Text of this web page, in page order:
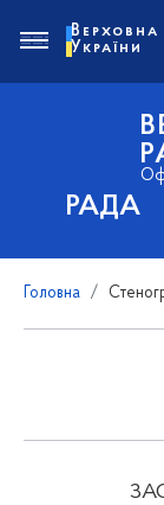
РАДА
Верховна
України
Головна